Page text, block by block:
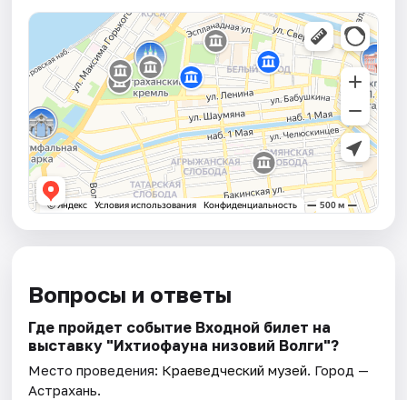
Вопросы и ответы
Где пройдет событие Входной билет на
выставку "Ихтиофауна низовий Волги"?
Место проведения: Краеведческий музей. Город —
Астрахань.